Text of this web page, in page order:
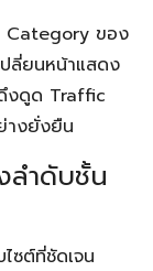
Category ของ
ปลี่ยนหน้าแสดง
ดึงดูด Traffic
างยั่งยืน
ลำดับชั้น
ซต์ที่ชัดเจน